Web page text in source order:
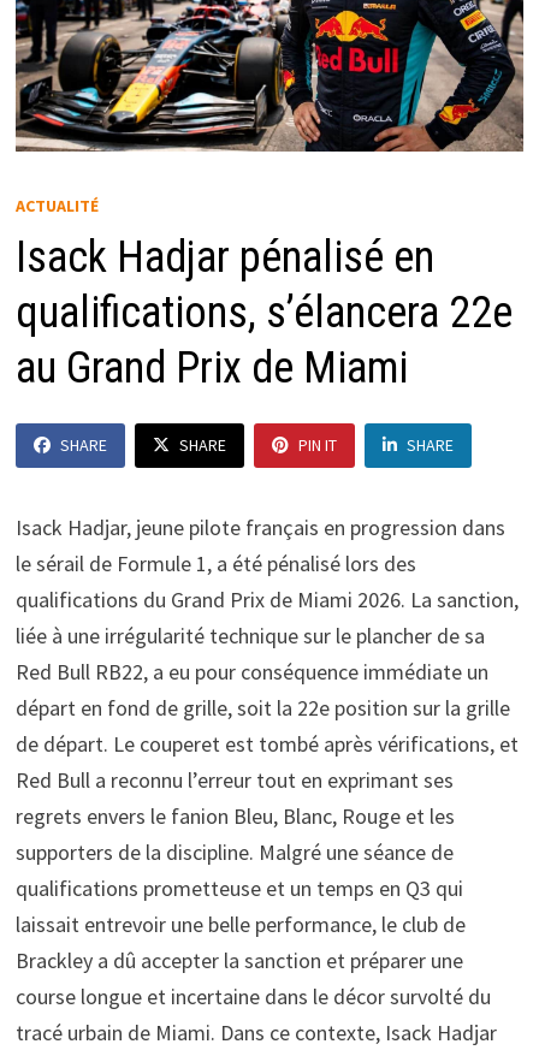
ACTUALITÉ
Isack Hadjar pénalisé en
qualifications, s’élancera 22e
au Grand Prix de Miami
SHARE SHARE PIN IT SHARE
Isack Hadjar, jeune pilote français en progression dans
le sérail de Formule 1, a été pénalisé lors des
qualifications du Grand Prix de Miami 2026. La sanction,
liée à une irrégularité technique sur le plancher de sa
Red Bull RB22, a eu pour conséquence immédiate un
départ en fond de grille, soit la 22e position sur la grille
de départ. Le couperet est tombé après vérifications, et
Red Bull a reconnu l’erreur tout en exprimant ses
regrets envers le fanion Bleu, Blanc, Rouge et les
supporters de la discipline. Malgré une séance de
qualifications prometteuse et un temps en Q3 qui
laissait entrevoir une belle performance, le club de
Brackley a dû accepter la sanction et préparer une
course longue et incertaine dans le décor survolté du
tracé urbain de Miami. Dans ce contexte, Isack Hadjar